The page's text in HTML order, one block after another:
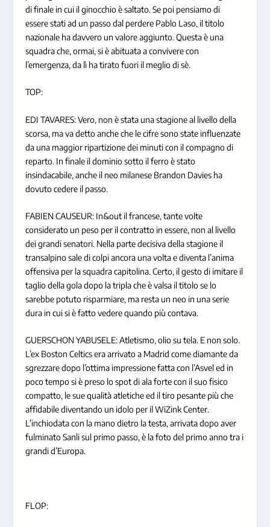
di finale in cui il ginocchio è saltato. Se poi pensiamo di
essere stati ad un passo dal perdere Pablo Laso, il titolo
nazionale ha davvero un valore aggiunto. Questa è una
squadra che, ormai, si è abituata a convivere con
l’emergenza, da lì ha tirato fuori il meglio di sè.
TOP:
EDI TAVARES: Vero, non è stata una stagione al livello della
scorsa, ma va detto anche che le cifre sono state influenzate
da una maggior ripartizione dei minuti con il compagno di
reparto. In finale il dominio sotto il ferro è stato
insindacabile, anche il neo milanese Brandon Davies ha
dovuto cedere il passo.
FABIEN CAUSEUR: In&out il francese, tante volte
considerato un peso per il contratto in essere, non al livello
dei grandi senatori. Nella parte decisiva della stagione il
transalpino sale di colpi ancora una volta e diventa l’anima
offensiva per la squadra capitolina. Certo, il gesto di imitare il
taglio della gola dopo la tripla che è valsa il titolo se lo
sarebbe potuto risparmiare, ma resta un neo in una serie
dura in cui si è fatto vedere quando più contava.
GUERSCHON YABUSELE: Atletismo, olio su tela. E non solo.
L’ex Boston Celtics era arrivato a Madrid come diamante da
sgrezzare dopo l’ottima impressione fatta con l’Asvel ed in
poco tempo si è preso lo spot di ala forte con il suo fisico
compatto, le sue qualità atletiche ed il tiro pesante più che
affidabile diventando un idolo per il WiZink Center.
L’inchiodata con la mano dietro la testa, arrivata dopo aver
fulminato Sanli sul primo passo, è la foto del primo anno tra i
grandi d’Europa.
FLOP: